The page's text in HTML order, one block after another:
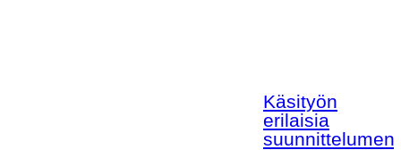
Käsityön
erilaisia